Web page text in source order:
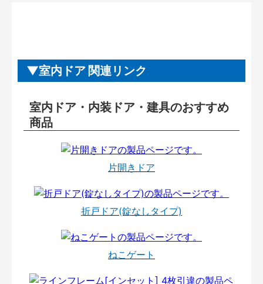
室内ドア 関連リンク
室内ドア・内装ドア・建具のおすすめ
商品
片開きドア
折戸ドア(錠なしタイプ)
ねこゲート